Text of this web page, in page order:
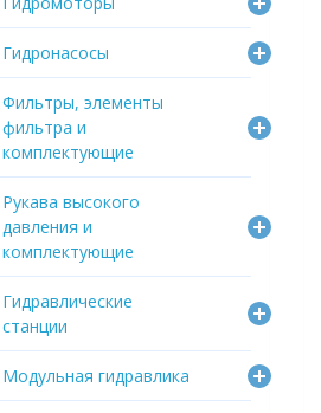
Гидронасосы
Фильтры, элементы
фильтра и
комплектующие
Рукава высокого
давления и
комплектующие
Гидравлические
станции
Модульная гидравлика